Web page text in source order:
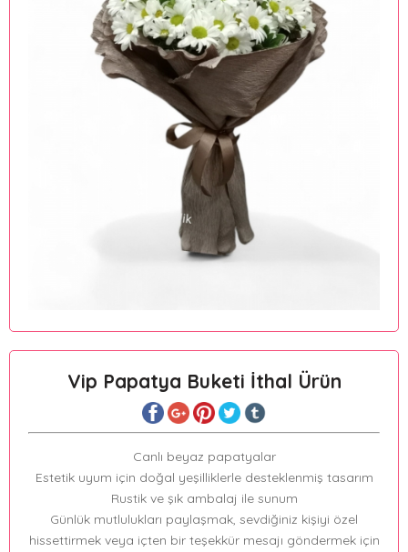
Vip Papatya Buketi İthal Ürün
Canlı beyaz papatyalar
Estetik uyum için doğal yeşilliklerle desteklenmiş tasarım
Rustik ve şık ambalaj ile sunum
Günlük mutlulukları paylaşmak, sevdiğiniz kişiyi özel
hissettirmek veya içten bir teşekkür mesajı göndermek için